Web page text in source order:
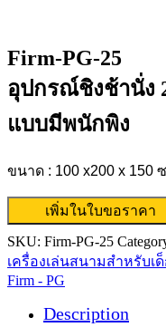
Firm-PG-25
อุปกรณ์ชิงช้านั่ง
แบบมีพนักพิง
ขนาด : 100 x200 x 150
เพิ่มในใบขอราคา
SKU: Firm-PG-25
เครื่องเล่นสนามสำหรับเ
Firm - PG
Description